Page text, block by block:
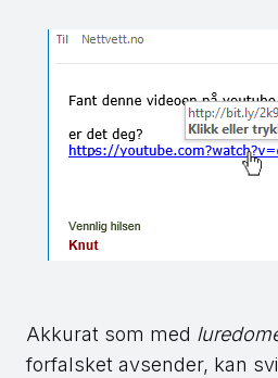
Akkurat som med
forfalsket avsender, kan